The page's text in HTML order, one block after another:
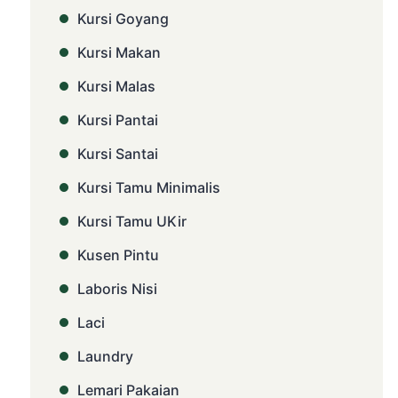
Kursi Goyang
Kursi Makan
Kursi Malas
Kursi Pantai
Kursi Santai
Kursi Tamu Minimalis
Kursi Tamu UKir
Kusen Pintu
Laboris Nisi
Laci
Laundry
Lemari Pakaian